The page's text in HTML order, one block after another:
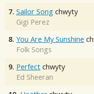
7. Sailor Song chwyty
Gigi Perez
8. You Are My Sunshine
Folk Songs
9. Perfect chwyty
Ed Sheeran